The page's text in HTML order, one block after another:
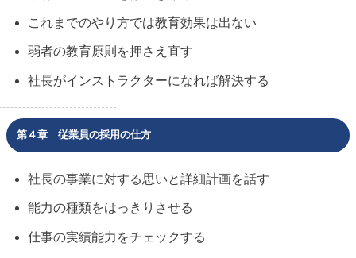
これまでのやり方では教育効果は出ない
弱者の教育原則を押さえ直す
社長がインストラクターになれば解決する
第４章 従業員の採用の仕方
社長の事業に対する思いと詳細計画を話す
能力の種類をはっきりさせる
仕事の実績能力をチェックする